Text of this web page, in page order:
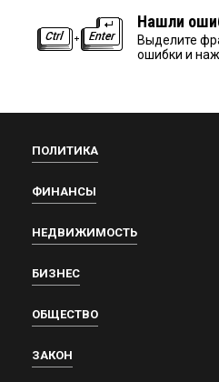
Нашли
Выделите
ошибки и
ПОЛИТИКА
ФИНАНСЫ
НЕДВИЖИМОСТЬ
БИЗНЕС
ОБЩЕСТВО
ЗАКОН